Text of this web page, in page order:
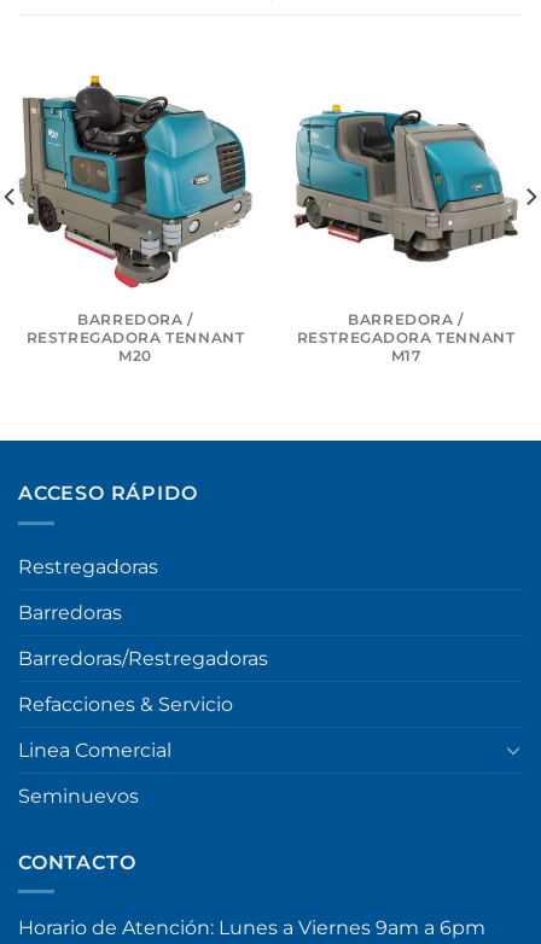
BARREDORA /
RESTREGADORA TENNANT
M20
BARREDORA /
RESTREGADORA TENNANT
M17
ACCESO RÁPIDO
Restregadoras
Barredoras
Barredoras/Restregadoras
Refacciones & Servicio
Linea Comercial
Seminuevos
CONTACTO
Horario de Atención: Lunes a Viernes 9am a 6pm